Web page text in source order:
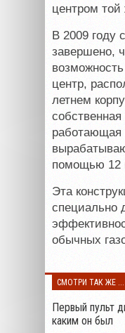
центром
В 2009 году
завершено,
центр,
летнем
собственная
работающая
помощью 12
Эта
специально
обычных
СМОТРИ ТАК ЖЕ ...
Первый пульт
каким он был